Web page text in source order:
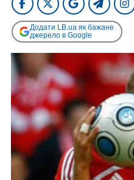
Додати LB.ua як бажане
джерело в Google